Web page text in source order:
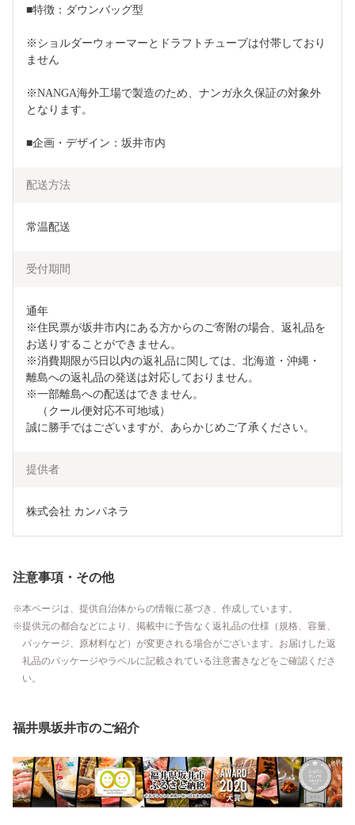
■特徴：ダウンバッグ型
※ショルダーウォーマーとドラフトチューブは付帯しており
ません
※NANGA海外工場で製造のため、ナンガ永久保証の対象外
となります。
■企画・デザイン：坂井市内
配送方法
常温配送
受付期間
通年
※住民票が坂井市内にある方からのご寄附の場合、返礼品を
お送りすることができません。
※消費期限が5日以内の返礼品に関しては、北海道・沖縄・
離島への返礼品の発送は対応しておりません。
※一部離島への配送はできません。
（クール便対応不可地域）
誠に勝手ではございますが、あらかじめご了承ください。
提供者
株式会社 カンパネラ
注意事項・その他
本ページは、提供自治体からの情報に基づき、作成しています。
提供元の都合などにより、掲載中に予告なく返礼品の仕様（規格、容量、
パッケージ、原材料など）が変更される場合がございます。お届けした返
礼品のパッケージやラベルに記載されている注意書きなどをご確認くださ
い。
福井県坂井市のご紹介